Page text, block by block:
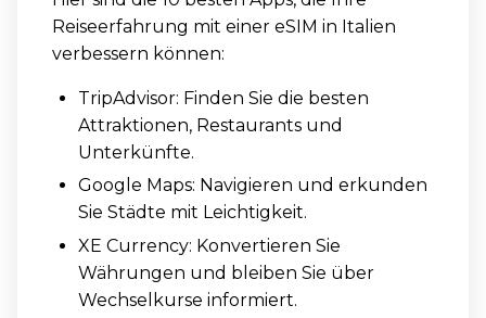
Reiseerfahrung mit einer eSIM in Italien
verbessern können:
TripAdvisor: Finden Sie die besten
Attraktionen, Restaurants und
Unterkünfte.
Google Maps: Navigieren und erkunden
Sie Städte mit Leichtigkeit.
XE Currency: Konvertieren Sie
Währungen und bleiben Sie über
Wechselkurse informiert.